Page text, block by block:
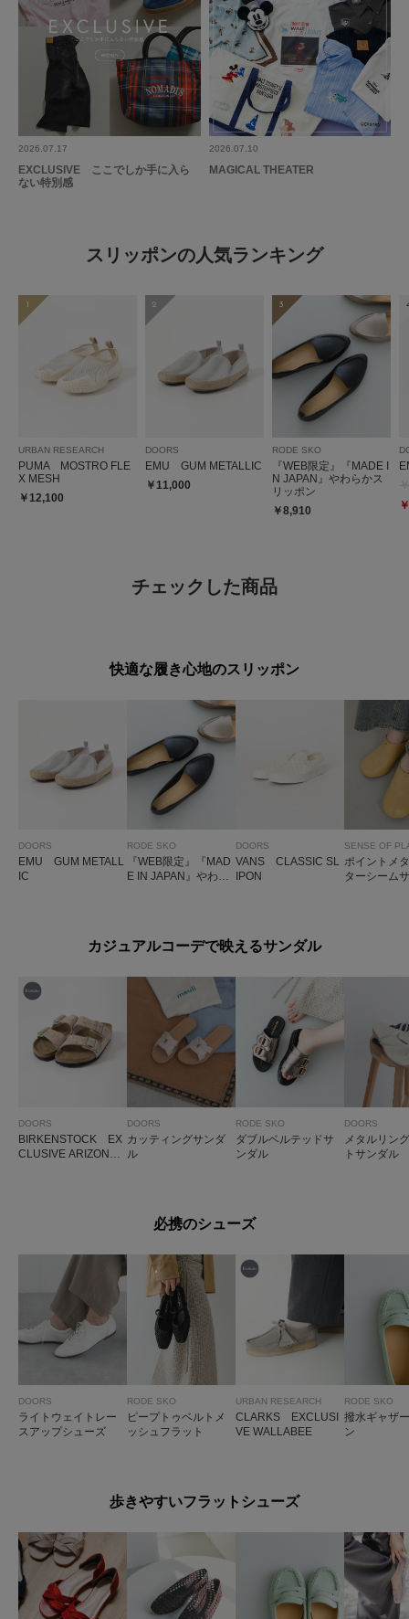
2026.07.17
EXCLUSIVE ここでしか手に入ら
ない特別感
2026.07.10
MAGICAL THEATER
スリッポンの人気ランキング
1
URBAN RESEARCH
PUMA MOSTRO FLE
X MESH
￥12,100
2
DOORS
EMU GUM METALLIC
￥11,000
3
RODE SKO
『WEB限定』『MADE I
N JAPAN』やわらかス
リッポン
￥8,910
チェックした商品
快適な履き心地のスリッポン
DOORS
EMU GUM METALL
IC
RODE SKO
『WEB限定』『MAD
E IN JAPAN』やわら
DOORS
VANS CLASSIC SL
IPON
SENSE OF
ポイントメ
ターシーム
カジュアルコーデで映えるサンダル
DOORS
BIRKENSTOCK EX
CLUSIVE ARIZONAF
DOORS
カッティングサンダ
ル
RODE SKO
ダブルベルテッドサ
ンダル
DOORS
メタルリン
トサンダル
必携のシューズ
DOORS
ライトウェイトレー
スアップシューズ
RODE SKO
ピープトゥベルトメ
ッシュフラット
URBAN RESEARCH
CLARKS EXCLUSI
VE WALLABEE
RODE SKO
撥水ギャザ
ン
歩きやすいフラットシューズ